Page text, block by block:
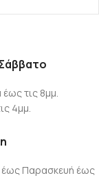
τις 8μμ.
4μμ.
έως Παρασκευή έως